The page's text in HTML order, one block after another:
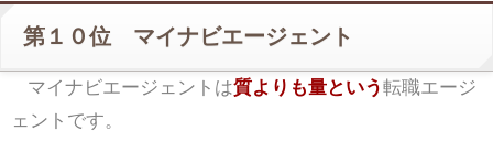
第１０位 マイナビエージェント
マイナビエージェントは質よりも量という転職エージ
ェントです。